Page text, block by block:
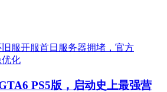
PS5版，启动史上最强营